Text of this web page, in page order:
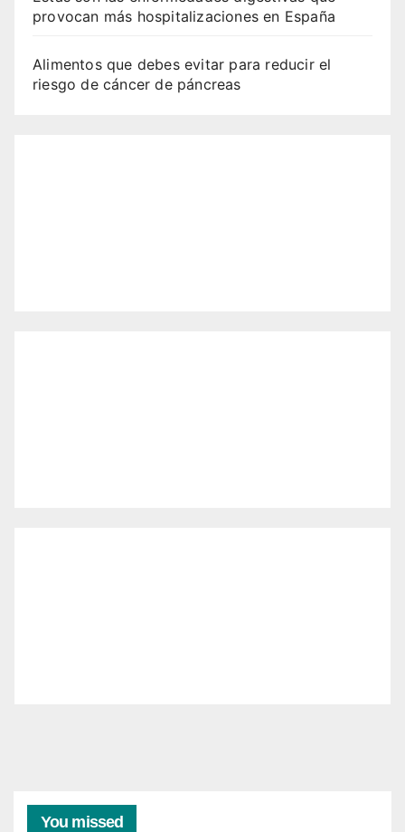
provocan más hospitalizaciones en España
Alimentos que debes evitar para reducir el
riesgo de cáncer de páncreas
You missed